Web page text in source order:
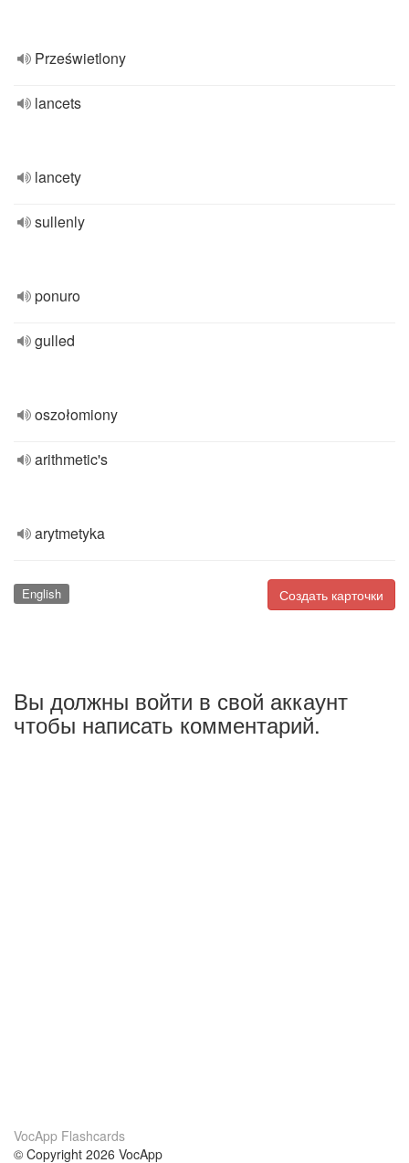
Prześwietlony
lancets
lancety
sullenly
ponuro
gulled
oszołomiony
arithmetic's
arytmetyka
Создать карточки
English
Вы должны войти в свой аккаунт
чтобы написать комментарий.
VocApp Flashcards
© Copyright 2026 VocApp